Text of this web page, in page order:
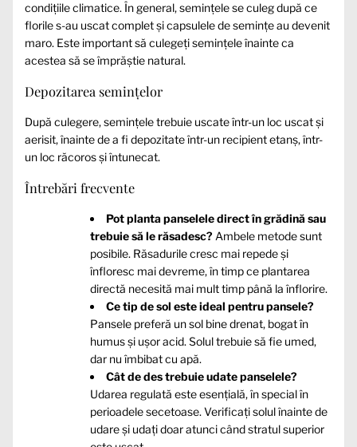
condițiile climatice. În general, semințele se culeg după ce
florile s-au uscat complet și capsulele de semințe au devenit
maro. Este important să culegeți semințele înainte ca
acestea să se împrăștie natural.
Depozitarea semințelor
După culegere, semințele trebuie uscate într-un loc uscat și
aerisit, înainte de a fi depozitate într-un recipient etanș, într-
un loc răcoros și întunecat.
Întrebări frecvente
Pot planta panselele direct în grădină sau
trebuie să le răsadesc? Ambele metode sunt
posibile. Răsadurile cresc mai repede și
înfloresc mai devreme, în timp ce plantarea
directă necesită mai mult timp până la înflorire.
Ce tip de sol este ideal pentru pansele?
Pansele preferă un sol bine drenat, bogat în
humus și ușor acid. Solul trebuie să fie umed,
dar nu îmbibat cu apă.
Cât de des trebuie udate panselele?
Udarea regulată este esențială, în special în
perioadele secetoase. Verificați solul înainte de
udare și udați doar atunci când stratul superior